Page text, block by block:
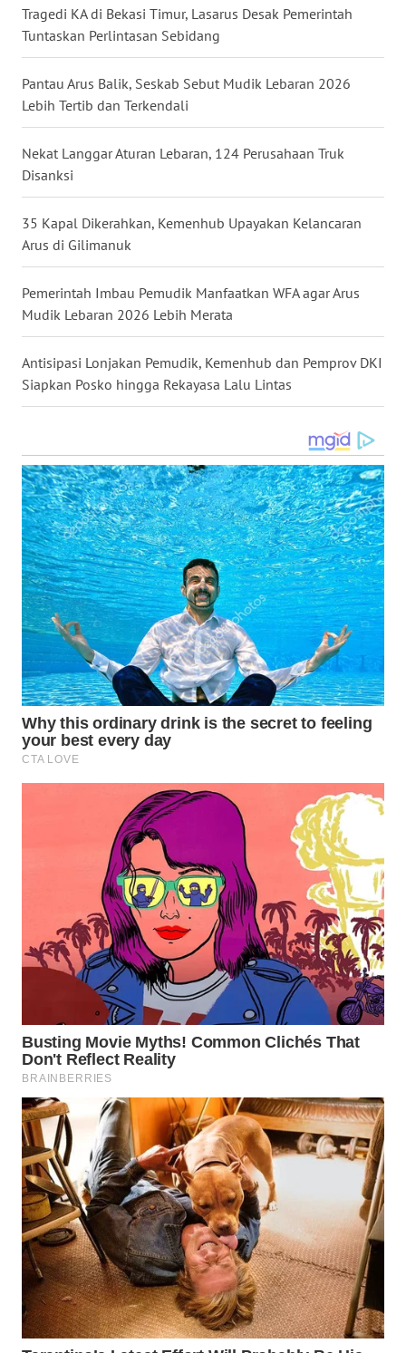
Tragedi KA di Bekasi Timur, Lasarus Desak Pemerintah
Tuntaskan Perlintasan Sebidang
Pantau Arus Balik, Seskab Sebut Mudik Lebaran 2026
Lebih Tertib dan Terkendali
Nekat Langgar Aturan Lebaran, 124 Perusahaan Truk
Disanksi
35 Kapal Dikerahkan, Kemenhub Upayakan Kelancaran
Arus di Gilimanuk
Pemerintah Imbau Pemudik Manfaatkan WFA agar Arus
Mudik Lebaran 2026 Lebih Merata
Antisipasi Lonjakan Pemudik, Kemenhub dan Pemprov DKI
Siapkan Posko hingga Rekayasa Lalu Lintas
SULTRA
NTB
SULTENG
SULBAR
WN
BABEL
WN
SUMBAR
WN
WN
BENGKULU
WN
LAMPUNG
WN
JATENG
WN
NUSANTARA
WN
JOGJA
WN
KALBAR
KALTENG
WN
KALTARA
WN
KALSEL
WN
KALTIM
WN
SULSEL
WN